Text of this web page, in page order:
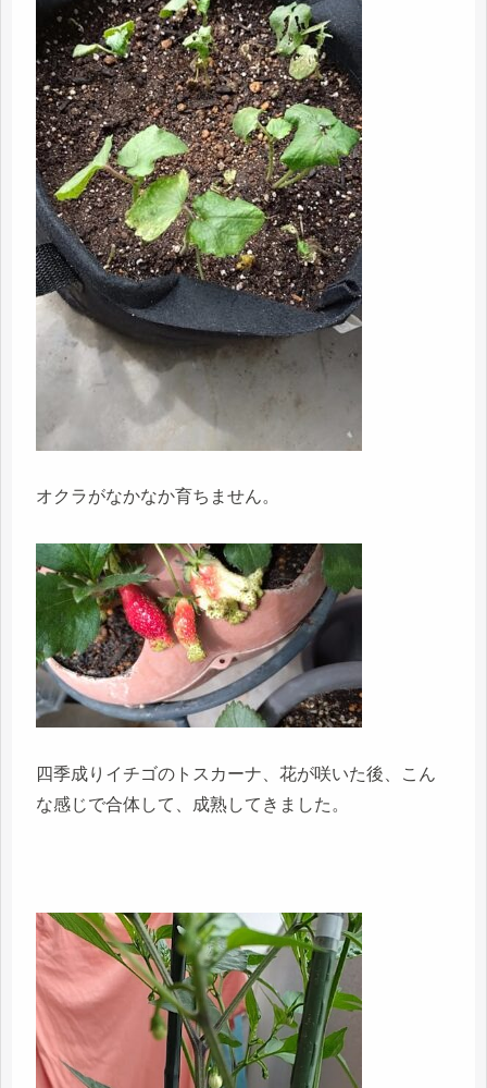
オクラがなかなか育ちません。
四季成りイチゴのトスカーナ、花が咲いた後、こん
な感じで合体して、成熟してきました。